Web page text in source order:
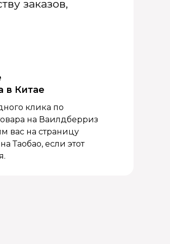
заказов,
в Китае
клика по
на Ваилдберриз
вас на страницу
Таобао, если этот